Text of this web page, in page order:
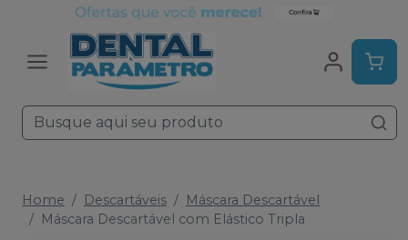
Home Descartáveis
Máscara Descartável
Máscara Descartável com Elástico Tripla